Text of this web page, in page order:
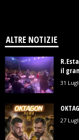
ALTRE NOTIZIE
il
31
27